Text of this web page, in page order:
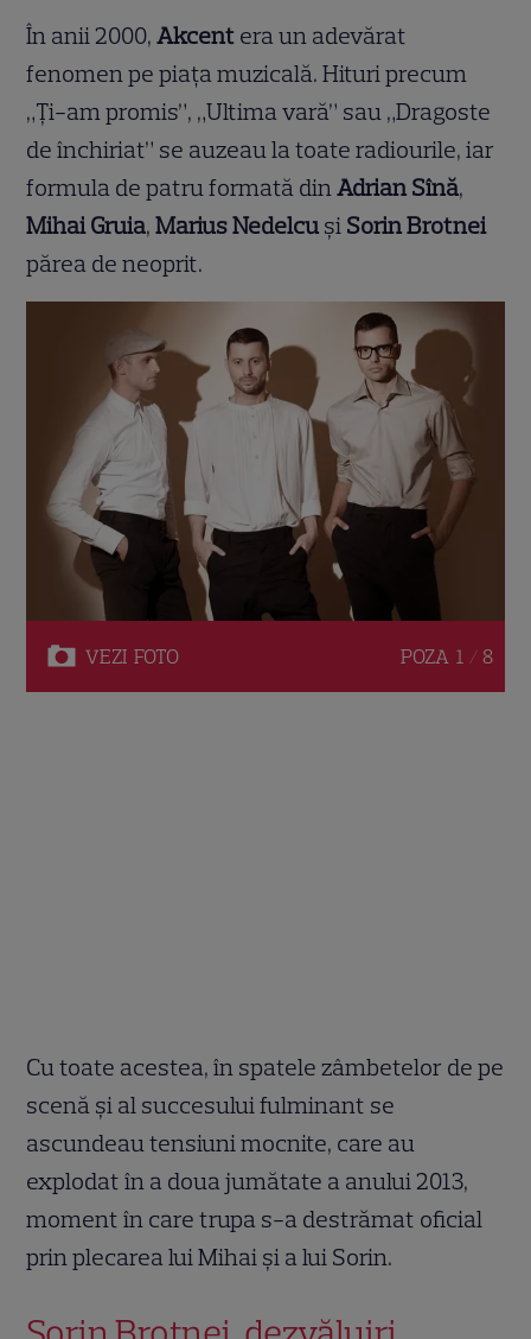
În anii 2000,Akcent era un adevărat
fenomen pe piața muzicală. Hituri precum
„Ți-am promis”, „Ultima vară” sau „Dragoste
de închiriat” se auzeau la toate radiourile, iar
formula de patru formată dinAdrian Sînă,
Mihai Gruia,Marius Nedelcu și Sorin Brotnei
părea de neoprit.
VEZI FOTO POZA 1 / 8
Cu toate acestea, în spatele zâmbetelor de pe
scenă și al succesului fulminant se
ascundeau tensiuni mocnite, care au
explodat în a doua jumătate a anului 2013,
moment în care trupa s-a destrămat oficial
prin plecarea lui Mihai și a lui Sorin.